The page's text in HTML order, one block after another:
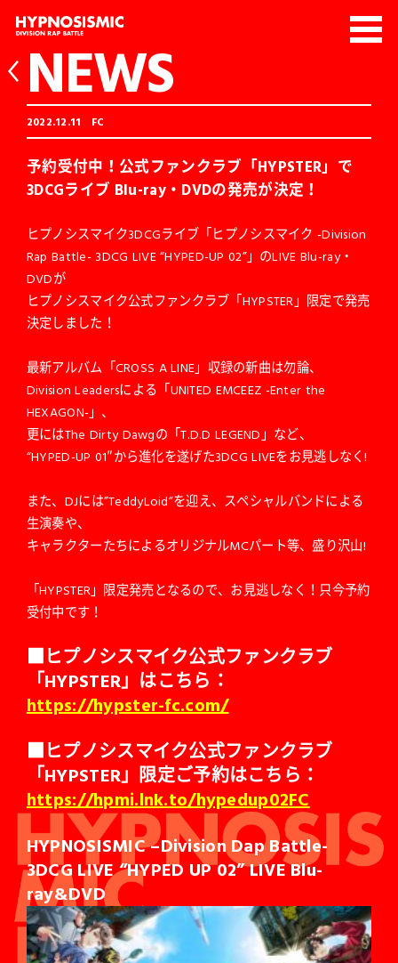
NEWS
2022.12.11 FC
予約受付中！公式ファンクラブ「HYPSTER」で
3DCGライブ Blu-ray・DVDの発売が決定！
ヒプノシスマイク3DCGライブ「ヒプノシスマイク -Division
Rap Battle- 3DCG LIVE “HYPED-UP 02”」のLIVE Blu-ray・
DVDが
ヒプノシスマイク公式ファンクラブ「HYPSTER」限定で発売
決定しました！
最新アルバム「CROSS A LINE」収録の新曲は勿論、
Division Leadersによる「UNITED EMCEEZ -Enter the
HEXAGON-」、
更にはThe Dirty Dawgの「T.D.D LEGEND」など、
“HYPED-UP 01″から進化を遂げた3DCG LIVEをお見逃しなく!
また、DJには”TeddyLoid”を迎え、スペシャルバンドによる
生演奏や、
キャラクターたちによるオリジナルMCパート等、盛り沢山!
「HYPSTER」限定発売となるので、お見逃しなく！只今予約
受付中です！
■ヒプノシスマイク公式ファンクラブ
「HYPSTER」はこちら：
https://hypster-fc.com/
■ヒプノシスマイク公式ファンクラブ
「HYPSTER」限定ご予約はこちら：
https://hpmi.lnk.to/hypedup02FC
HYPNOSISMIC –Division Dap Battle-
3DCG LIVE “HYPED UP 02” LIVE Blu-
ray&DVD